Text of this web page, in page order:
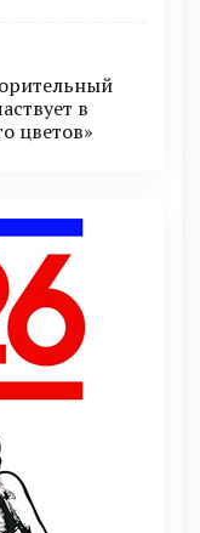
в
цветов»